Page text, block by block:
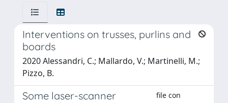
Interventions on trusses, purlins and
boards
2020 Alessandri, C.; Mallardo, V.; Martinelli, M.;
Pizzo, B.
Some laser-scanner
file con